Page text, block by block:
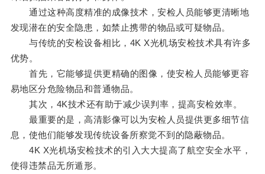
通过这种高度精准的成像技术，安检人员能够更清晰地
发现潜在的安全隐患，如禁止携带的物品或可疑物品。
与传统的安检设备相比，4K X光机场安检技术具有许多
优势。
首先，它能够提供更精确的图像，使安检人员能够更容
易地区分危险物品和普通物品。
其次，4K技术还有助于减少误判率，提高安检效率。
最重要的是，高清影像可以为安检人员提供更多细节信
息，使他们能够发现传统设备所察觉不到的隐蔽物品。
4K X光机场安检技术的引入大大提高了航空安全水平，
使得违禁品无所遁形。